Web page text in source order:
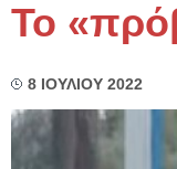
Το
8 ΙΟΥΛΙΟΥ 2022